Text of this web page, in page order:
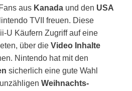
aus Kanada und den USA
TVII freuen. Diese
U Käufern Zugriff auf eine
über die Video Inhalte
Nintendo hat mit den
sicherlich eine gute Wahl
Weihnachts-